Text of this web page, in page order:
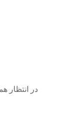
در انتظار